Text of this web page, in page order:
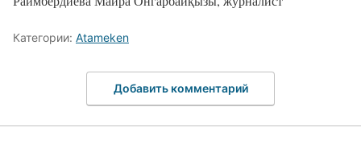
Категории: Atameken
Добавить комментарий